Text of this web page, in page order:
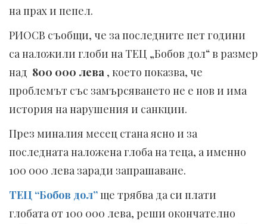
на прах и пепел.
РИОСВ съобщи, че за последните пет години
са наложили глоби на ТЕЦ „Бобов дол“ в размер
над 800 000 лева , което показва, че
проблемът със замърсяването не е нов и има
история на нарушения и санкции.
През миналия месец стана ясно и за
последната наложена глоба на теца, а именно
100 000 лева заради запрашаване.
ТЕЦ “Бобов дол”ще трябва да си плати
глобата от 100 000 лева, реши окончателно